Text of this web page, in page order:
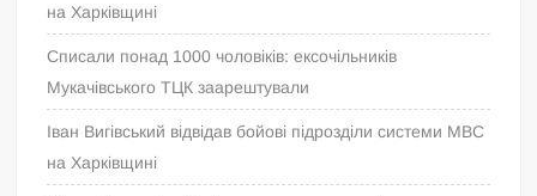
на Харківщині
Списали понад 1000 чоловіків: ексочільників
Мукачівського ТЦК заарештували
Іван Вигівський відвідав бойові підрозділи системи МВС
на Харківщині